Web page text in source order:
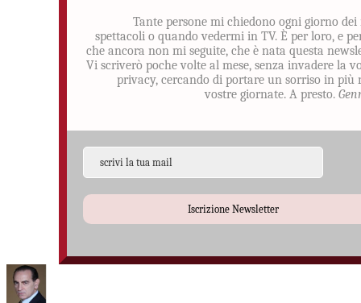
Tante persone mi chiedono ogni giorno dei
spettacoli o quando vedermi in TV. È per loro, e
che ancora non mi seguite, che è nata questa
Vi scriverò poche volte al mese, senza invadere la
privacy, cercando di portare un sorriso in più
vostre giornate. A presto.
Iscrizione Newsletter